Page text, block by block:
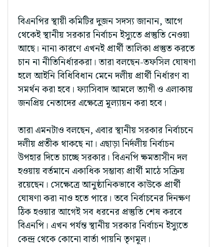
বিএনপির স্থায়ী কমিটির দুজন সদস্য জানান, আগে
থেকেই স্থানীয় সরকার নির্বাচন ইস্যুতে প্রস্তুতি নেওয়া
আছে। নানা কারণে এখনই প্রার্থী তালিকা প্রস্তুত করতে
চান না নীতিনির্ধারকরা। তারা বলছেন-তফসিল ঘোষণা
হলে আইনি বিধিবিধান মেনে দলীয় প্রার্থী নির্ধারণ বা
সমর্থন করা হবে। ফ্যাসিবাদ আমলে ত্যাগী ও এলাকায়
জনপ্রিয় নেতাদের এক্ষেত্রে মূল্যায়ন করা হবে।
তারা এমনটাও বলছেন, এবার স্থানীয় সরকার নির্বাচনে
দলীয় প্রতীক থাকছে না। এছাড়া নির্দলীয় নির্বাচন
উপহার দিতে চাচ্ছে সরকার। বিএনপি ক্ষমতাসীন দল
হওয়ায় বর্তমানে একাধিক সম্ভাব্য প্রার্থী মাঠে সক্রিয়
রয়েছেন। সেক্ষেত্রে আনুষ্ঠানিকভাবে কাউকে প্রার্থী
ঘোষণা করা নাও হতে পারে। তবে নির্বাচনের দিনক্ষণ
ঠিক হওয়ার আগেই সব ধরনের প্রস্তুতি শেষ করবে
বিএনপি। এখন পর্যন্ত স্থানীয় সরকার নির্বাচন ইস্যুতে
কেন্দ্র থেকে কোনো বার্তা পায়নি তৃণমূল।